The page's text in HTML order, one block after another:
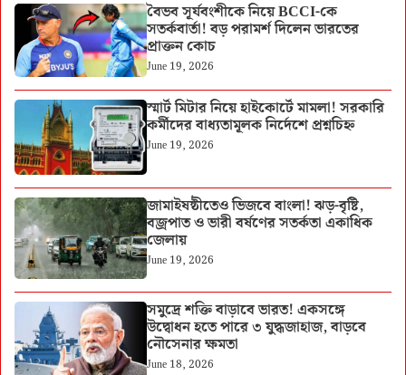
বৈভব সূর্যবংশীকে নিয়ে BCCI-কে
সতর্কবার্তা! বড় পরামর্শ দিলেন ভারতের
প্রাক্তন কোচ
June 19, 2026
স্মার্ট মিটার নিয়ে হাইকোর্টে মামলা! সরকারি
কর্মীদের বাধ্যতামূলক নির্দেশে প্রশ্নচিহ্ন
June 19, 2026
জামাইষষ্ঠীতেও ভিজবে বাংলা! ঝড়-বৃষ্টি,
বজ্রপাত ও ভারী বর্ষণের সতর্কতা একাধিক
জেলায়
June 19, 2026
সমুদ্রে শক্তি বাড়াবে ভারত! একসঙ্গে
উদ্বোধন হতে পারে ৩ যুদ্ধজাহাজ, বাড়বে
নৌসেনার ক্ষমতা
June 18, 2026